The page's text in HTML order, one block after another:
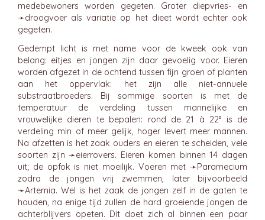
medebewoners worden gegeten. Groter diepvries- en
➛droogvoerals variatie op het dieet wordt echter ook
gegeten.
Gedempt licht is met name voor de kweek ook van
belang: eitjes en jongen zijn daar gevoelig voor. Eieren
worden afgezet in de ochtend tussen fijn groen of planten
aan het oppervlak: het zijn alle niet-annuele
substraatbroeders. Bij sommige soorten is met de
temperatuur de verdeling tussen mannelijke en
vrouwelijke dieren te bepalen: rond de 21 à 22° is de
verdeling min of meer gelijk, hoger levert meer mannen.
Na afzetten is het zaak ouders en eieren te scheiden, vele
soorten zijn ➛eierrovers. Eieren komen binnen 14 dagen
uit; de opfok is niet moeilijk. Voeren met ➛Paramecium
zodra de jongen vrij zwemmen, later bijvoorbeeld
➛Artemia. Wel is het zaak de jongen zelf in de gaten te
houden, na enige tijd zullen de hard groeiende jongen de
achterblijvers opeten. Dit doet zich al binnen een paar